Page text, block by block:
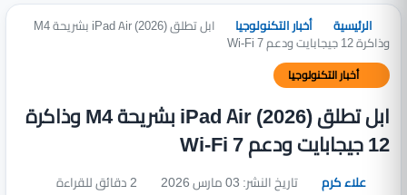
الرئيسية أخبار التكنولوجيا ابل تطلق iPad Air (2026) بشريحة M4
وذاكرة 12 جيجابايت ودعم Wi-Fi 7
أخبار التكنولوجيا
ابل تطلق iPad Air (2026) بشريحة M4 وذاكرة
12 جيجابايت ودعم Wi-Fi 7
علاء كرم تاريخ النشر: 03 مارس 2026